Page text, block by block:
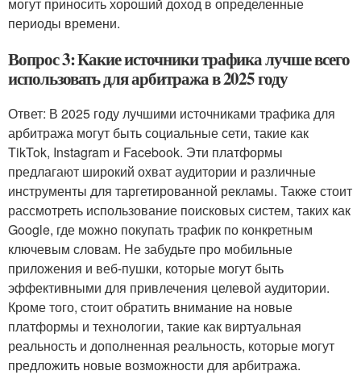
периоды времени.
Вопрос 3: Какие источники трафика лучше всего
использовать для арбитража в 2025 году
Ответ: В 2025 году лучшими источниками трафика для
арбитража могут быть социальные сети, такие как
TikTok, Instagram и Facebook. Эти платформы
предлагают широкий охват аудитории и различные
инструменты для таргетированной рекламы. Также стоит
рассмотреть использование поисковых систем, таких как
Google, где можно покупать трафик по конкретным
ключевым словам. Не забудьте про мобильные
приложения и веб-пушки, которые могут быть
эффективными для привлечения целевой аудитории.
Кроме того, стоит обратить внимание на новые
платформы и технологии, такие как виртуальная
реальность и дополненная реальность, которые могут
предложить новые возможности для арбитража.